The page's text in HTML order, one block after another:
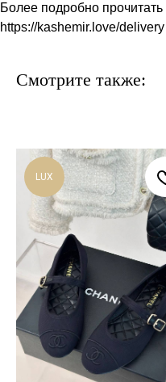
Более подробно
https://kashemir.love/delivery
Смотрите также:
LUX